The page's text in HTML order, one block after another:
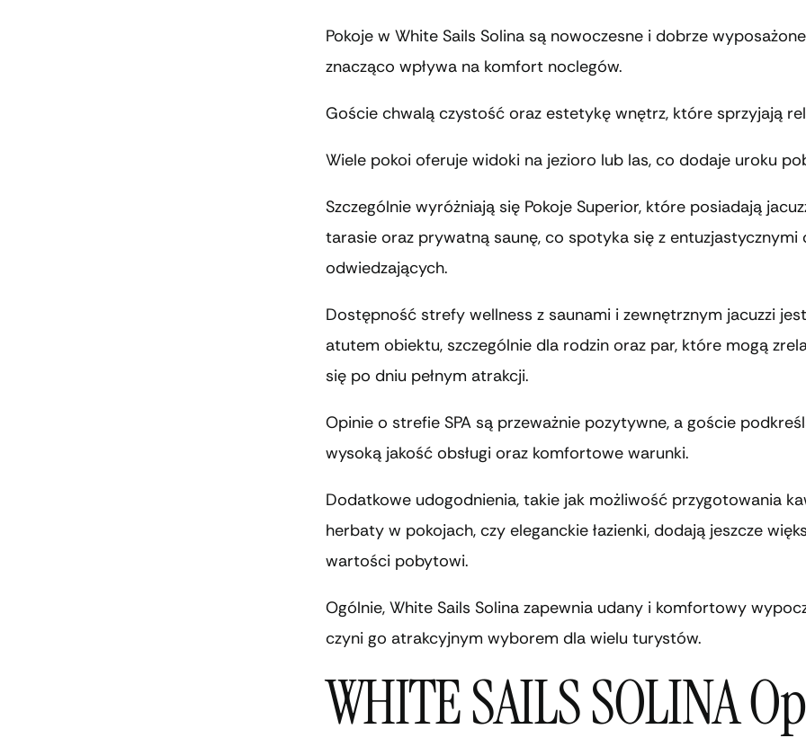
Pokoje w White Sails Solina są nowoczesne i dobrze
znacząco wpływa na komfort noclegów.
Goście chwalą czystość oraz estetykę wnętrz, które sprzyjają
Wiele pokoi oferuje widoki na jezioro lub las, co dodaje uroku
Szczególnie wyróżniają się Pokoje Superior, które posiadają
tarasie oraz prywatną saunę, co spotyka się z entuzjastycznymi
odwiedzających.
Dostępność strefy wellness z saunami i zewnętrznym jacuzzi
atutem obiektu, szczególnie dla rodzin oraz par, które mogą
się po dniu pełnym atrakcji.
Opinie o strefie SPA są przeważnie pozytywne, a goście
wysoką jakość obsługi oraz komfortowe warunki.
Dodatkowe udogodnienia, takie jak możliwość przygotowania
herbaty w pokojach, czy eleganckie łazienki, dodają jeszcze
wartości pobytowi.
Ogólnie, White Sails Solina zapewnia udany i komfortowy
czyni go atrakcyjnym wyborem dla wielu turystów.
WHITE SAILS SOLINA